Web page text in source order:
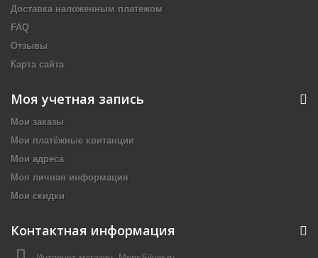
Доставка наложенным платежом
FAQ
Отзывы
Карта сайта
Моя учетная запись
Мои заказы
Мои платёжные квитанции
Мои адреса
Моя личная информация
Мои скидки
Контактная информация